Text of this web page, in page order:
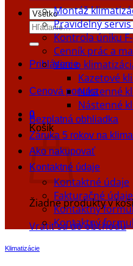
Hľadať:
Prihlásenie
Cenová ponuka
0
Košík
Žiadne produkty v
Vrátiť sa do obchodu
Montáž
Pravidelný
Kontrola úniku
Cenník prác a
Viac o
Kazetové
Nástenné
Nástenné
Bezplatná obhliadka
Záruka 5 rokov na
Ako nakupovať
Kontaktné údaje
Kontaktné údaje
Fakturačné údaje
Kontaktný
Kontaktný
Klimatizácie